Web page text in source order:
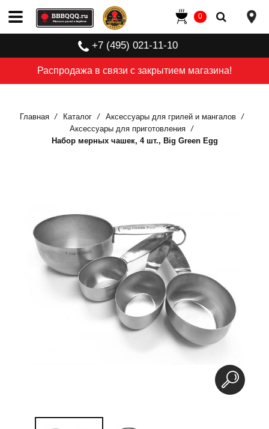
Распродажа в связи с закрытием магазина!
+7 (495) 021-11-10
0
Главная Каталог
Аксессуары для грилей и мангалов
Аксессуары для приготовления
Набор мерных чашек, 4 шт., Big Green Egg